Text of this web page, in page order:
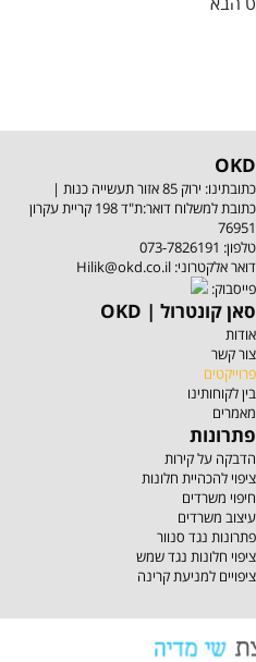
OKD
כתובתינו: ירוק 85 אזור תעשייה כנות |
כתובת למשלוח דואר:ת"ד 198 קריית עקרון
76951
טלפון: 073-7826191
Hilik@okd.co.il :דואר אלקטרוני
:פייסבוק
OKD | סאן קונטרול
אודות
צור קשר
פרוייקטים
בין לקוחותינו
מאמרים
פתרונות
הדבקה על קירות
ציפוי להכהיית חלונות
חיפוי משרדים
עיצוב משרדים
פתרונות נגד סנוור
ציפוי חלונות נגד שמש
ציפויים למניעת קרינה